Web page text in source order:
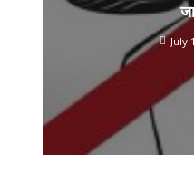
July